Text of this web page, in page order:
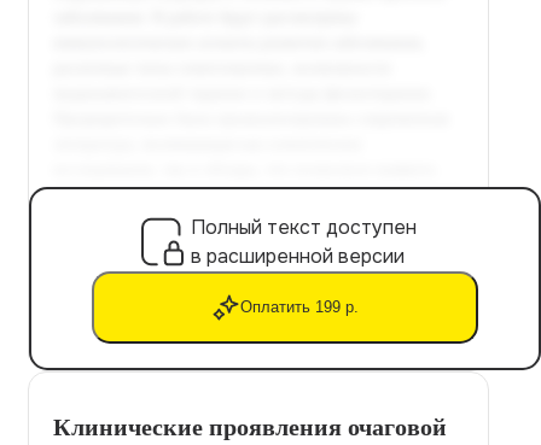
Полный текст доступен
в расширенной версии
Оплатить 199 р.
Клинические проявления очаговой